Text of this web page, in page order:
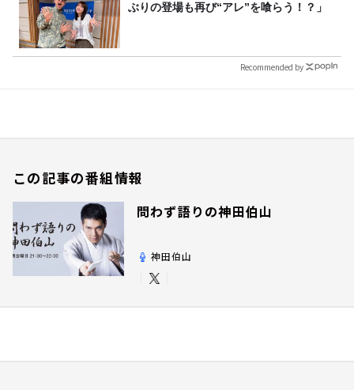
ぶりの登場も再び“アレ”を喰らう！？」
Recommended by
この記事の番組情報
問わず語りの神田伯山
神田伯山